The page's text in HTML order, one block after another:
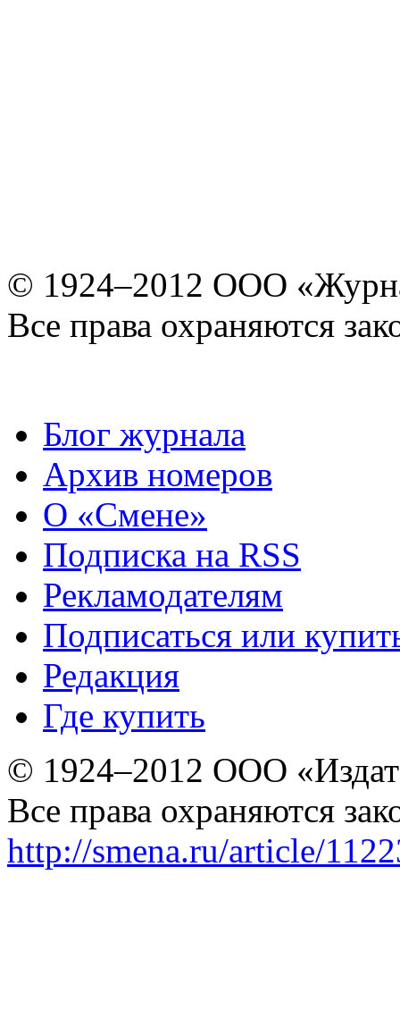
© 1924–2012 ООО
Все права охраняются
Блог журнала
Архив номеров
О «Смене»
Подписка на RSS
Рекламодателям
Подписаться или
Редакция
Где купить
© 1924–2012 ООО
Все права охраняются
http://smena.ru/article/